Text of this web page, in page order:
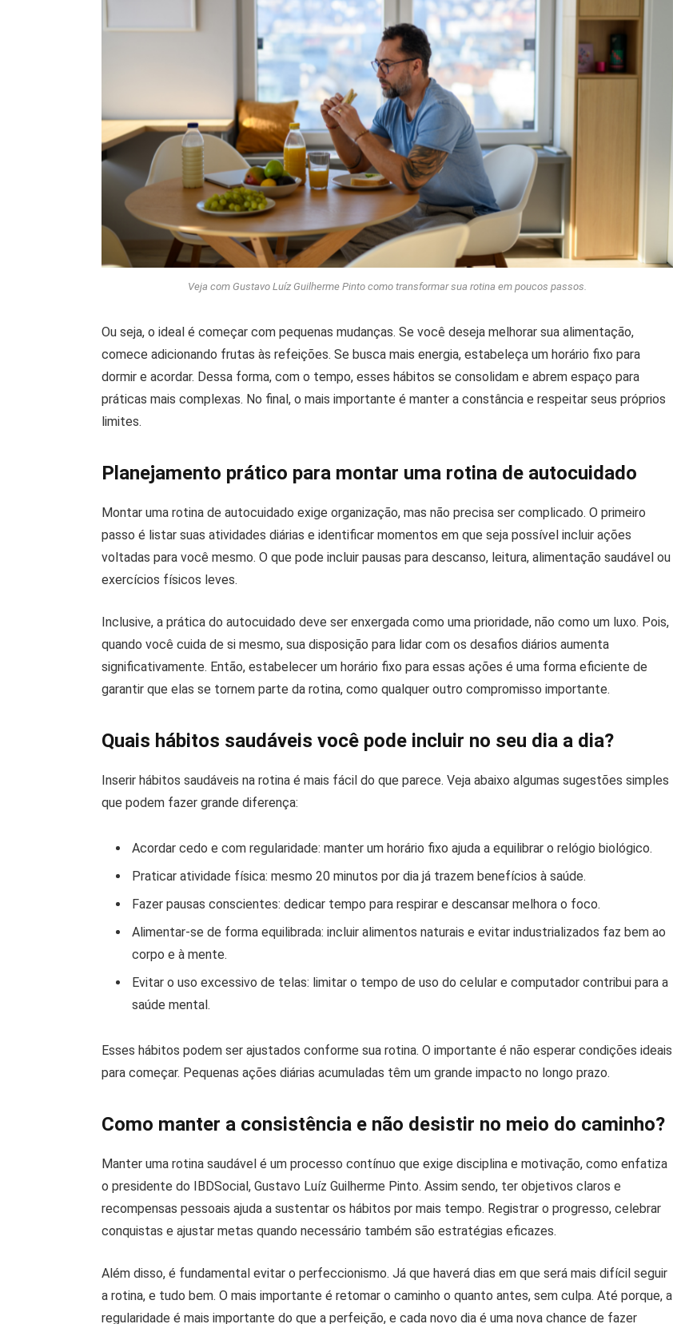
Veja com Gustavo Luíz Guilherme Pinto como transformar sua rotina em poucos passos.
Ou seja, o ideal é começar com pequenas mudanças. Se você deseja melhorar sua alimentação,
comece adicionando frutas às refeições. Se busca mais energia, estabeleça um horário fixo para
dormir e acordar. Dessa forma, com o tempo, esses hábitos se consolidam e abrem espaço para
práticas mais complexas. No final, o mais importante é manter a constância e respeitar seus próprios
limites.
Planejamento prático para montar uma rotina de autocuidado
Montar uma rotina de autocuidado exige organização, mas não precisa ser complicado. O primeiro
passo é listar suas atividades diárias e identificar momentos em que seja possível incluir ações
voltadas para você mesmo. O que pode incluir pausas para descanso, leitura, alimentação saudável ou
exercícios físicos leves.
Inclusive, a prática do autocuidado deve ser enxergada como uma prioridade, não como um luxo. Pois,
quando você cuida de si mesmo, sua disposição para lidar com os desafios diários aumenta
significativamente. Então, estabelecer um horário fixo para essas ações é uma forma eficiente de
garantir que elas se tornem parte da rotina, como qualquer outro compromisso importante.
Quais hábitos saudáveis você pode incluir no seu dia a dia?
Inserir hábitos saudáveis na rotina é mais fácil do que parece. Veja abaixo algumas sugestões simples
que podem fazer grande diferença:
Acordar cedo e com regularidade: manter um horário fixo ajuda a equilibrar o relógio biológico.
Praticar atividade física: mesmo 20 minutos por dia já trazem benefícios à saúde.
Fazer pausas conscientes: dedicar tempo para respirar e descansar melhora o foco.
Alimentar-se de forma equilibrada: incluir alimentos naturais e evitar industrializados faz bem ao
corpo e à mente.
Evitar o uso excessivo de telas: limitar o tempo de uso do celular e computador contribui para a
saúde mental.
Esses hábitos podem ser ajustados conforme sua rotina. O importante é não esperar condições ideais
para começar. Pequenas ações diárias acumuladas têm um grande impacto no longo prazo.
Como manter a consistência e não desistir no meio do caminho?
Manter uma rotina saudável é um processo contínuo que exige disciplina e motivação, como enfatiza
o presidente do IBDSocial, Gustavo Luíz Guilherme Pinto. Assim sendo, ter objetivos claros e
recompensas pessoais ajuda a sustentar os hábitos por mais tempo. Registrar o progresso, celebrar
conquistas e ajustar metas quando necessário também são estratégias eficazes.
Além disso, é fundamental evitar o perfeccionismo. Já que haverá dias em que será mais difícil seguir
a rotina, e tudo bem. O mais importante é retomar o caminho o quanto antes, sem culpa. Até porque, a
regularidade é mais importante do que a perfeição, e cada novo dia é uma nova chance de fazer